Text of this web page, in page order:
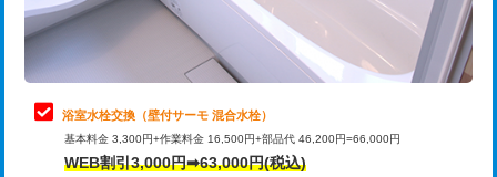
止水・漏水調査・防水処理・清掃・修
理・調整・分解・加工など（軽作業）
止水・漏水調査・防水処理・清掃・修
理・調整・分解・加工など（中作業）
22,000円
止水・漏水調査・防水処理・清掃・修
理・調整・分解・加工など（重作業）
33,000円
浴室水栓交換（壁付サーモ 混合水栓）
基本料金 3,300円+作業料金 16,500円+部品代 46,200円=66,000円
WEB割引3,000円➡63,000円(税込)